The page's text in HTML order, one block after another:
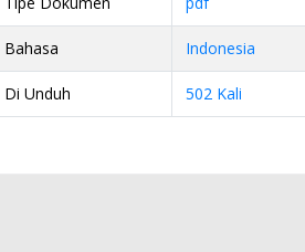
Bahasa Indonesia
Di Unduh 502 Kali